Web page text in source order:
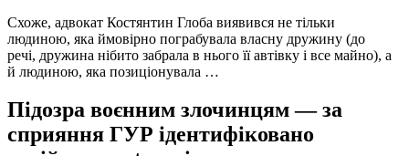
Схоже, адвокат Костянтин Глоба виявився не тільки
людиною, яка ймовірно пограбувала власну дружину (до
речі, дружина нібито забрала в нього її автівку і все майно), а
й людиною, яка позиціонувала …
Підозра воєнним злочинцям — за
сприяння ГУР ідентифіковано